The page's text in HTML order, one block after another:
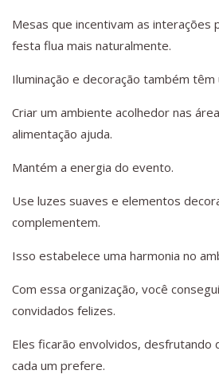
Mesas que incentivam as interações
festa flua mais naturalmente.
Iluminação e decoração também
Criar um ambiente acolhedor nas
alimentação ajuda.
Mantém a energia do evento.
Use luzes suaves e elementos
complementem.
Isso estabelece uma harmonia no
Com essa organização, você
convidados felizes.
Eles ficarão envolvidos, desfrutando
cada um prefere.